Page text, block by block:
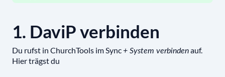
1. DaviP verbinden
Du rufst in ChurchTools im Sync+ System verbindenauf.
Hier trägst du